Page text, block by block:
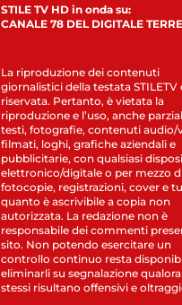
STILE TV HD in onda su:
CANALE 78 DEL DIGITALE
La riproduzione dei contenuti
giornalistici della testata STILETV
riservata. Pertanto, è vietata la
riproduzione e l’uso, anche
testi, fotografie, contenuti audio/
filmati, loghi, grafiche aziendali e
pubblicitarie, con qualsiasi
elettronico/digitale o per mezzo
fotocopie, registrazioni, cover e
quanto è ascrivibile a copia non
autorizzata. La redazione non è
responsabile dei commenti
sito. Non potendo esercitare un
controllo continuo resta
eliminarli su segnalazione
stessi risultano offensivi e